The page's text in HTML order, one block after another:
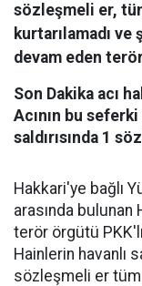
sözleşmeli er,
kurtarılamadı
devam eden
Son Dakika acı
Acının bu
saldırısında 1
Hakkari'ye bağlı
arasında bulunan
terör örgütü
Hainlerin havanlı
sözleşmeli er